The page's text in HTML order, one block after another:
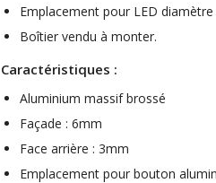
SYITREN R300 CD Player on
Battery Bluetooth 5.3...
Emplacement pour LED
Boîtier vendu à monter.
Caractéristiques :
Aluminium massif brossé
Façade : 6mm
Face arrière : 3mm
Emplacement pour bouton